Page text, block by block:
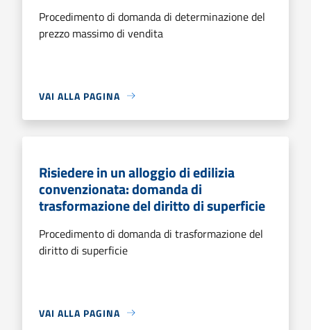
Procedimento di domanda di determinazione del
prezzo massimo di vendita
VAI ALLA PAGINA
Risiedere in un alloggio di edilizia
convenzionata: domanda di
trasformazione del diritto di superficie
Procedimento di domanda di trasformazione del
diritto di superficie
VAI ALLA PAGINA